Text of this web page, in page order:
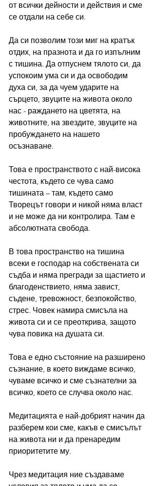
от всички дейности и действия и сме
се отдали на себе си.
Да си позволим този миг на кратък
отдих, на празнота и да го изпълним
с тишина. Да отпуснем тялото си, да
успокоим ума си и да освободим
духа си, за да чуем ударите на
сърцето, звуците на живота около
нас - раждането на цветята, на
животните, на звездите, звуците на
пробуждането на нашето
осъзнаване.
Това е пространството с най-висока
честота, където се чува само
тишината – там, където само
Творецът говори и никой няма власт
и не може да ни контролира. Там е
абсолютната свобода.
В това пространство на тишина
всеки е господар на собствената си
съдба и няма прегради за щастието и
благоденствието, няма завист,
съдене, тревожност, безпокойство,
стрес. Човек намира смисъла на
живота си и се преоткрива, защото
чува повика на душата си.
Това е едно състояние на разширено
съзнание, в което виждаме всичко,
чуваме всичко и сме съзнателни за
всичко, което се случва около нас.
Медитацията е най-добрият начин да
разберем кои сме, какъв е смисълът
на живота ни и да пренаредим
приоритетите му.
Чрез медитация ние създаваме